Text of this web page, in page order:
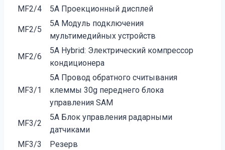
MF2/4
5A Проекционный дисплей
MF2/5
5A Модуль подключения
мультимедийных устройств
MF2/6
5A Hybrid: Электрический компрессор
кондиционера
MF3/1
5A Провод обратного считывания
клеммы 30g переднего блока
управления SAM
MF3/2
5A Блок управления радарными
датчиками
MF3/3
Резерв